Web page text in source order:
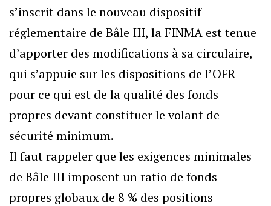
s’inscrit dans le nouveau dispositif
réglementaire de Bâle III, la FINMA est tenue
d’apporter des modifications à sa circulaire,
qui s’appuie sur les dispositions de l’OFR
pour ce qui est de la qualité des fonds
propres devant constituer le volant de
sécurité minimum.
Il faut rappeler que les exigences minimales
de Bâle III imposent un ratio de fonds
propres globaux de 8 % des positions